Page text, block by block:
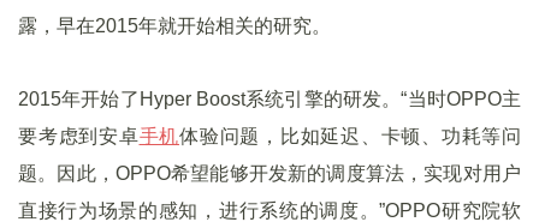
露，早在2015年就开始相关的研究。
2015年开始了Hyper Boost系统引擎的研发。“当时OPPO主
要考虑到安卓手机体验问题，比如延迟、卡顿、功耗等问
题。因此，OPPO希望能够开发新的调度算法，实现对用户
直接行为场景的感知，进行系统的调度。”OPPO研究院软